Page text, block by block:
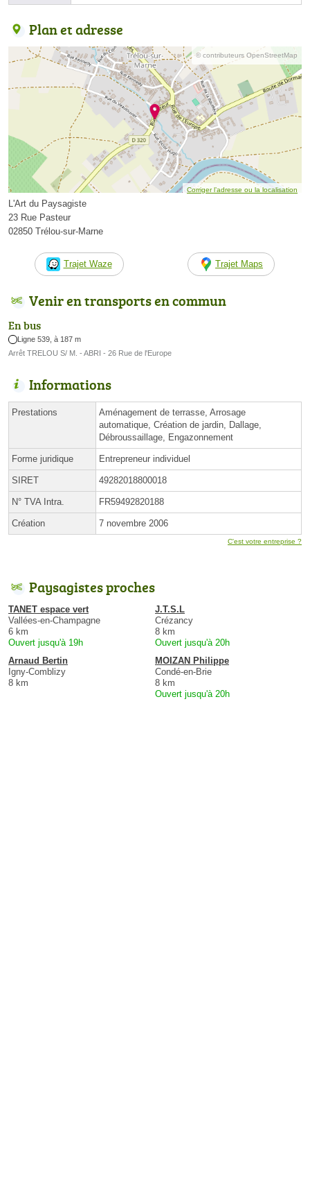
Plan et adresse
© contributeurs OpenStreetMap
Corriger l’adresse ou la localisation
L'Art du Paysagiste
23 Rue Pasteur
02850 Trélou-sur-Marne
Trajet Waze Trajet Maps
Venir en transports en commun
En bus
Ligne 539, à 187 m
Arrêt TRELOU S/ M. - ABRI - 26 Rue de l'Europe
Informations
Prestations
Aménagement de terrasse, Arrosage
automatique, Création de jardin, Dallage,
Débroussaillage, Engazonnement
Forme juridique Entrepreneur individuel
SIRET 49282018800018
N° TVA Intra. FR59492820188
Création 7 novembre 2006
C'est votre entreprise ?
Paysagistes proches
TANET espace vert
Vallées-en-Champagne
6 km
Ouvert jusqu'à 19h
J.T.S.L
Crézancy
8 km
Ouvert jusqu'à 20h
Arnaud Bertin
Igny-Comblizy
8 km
MOIZAN Philippe
Condé-en-Brie
8 km
Ouvert jusqu'à 20h